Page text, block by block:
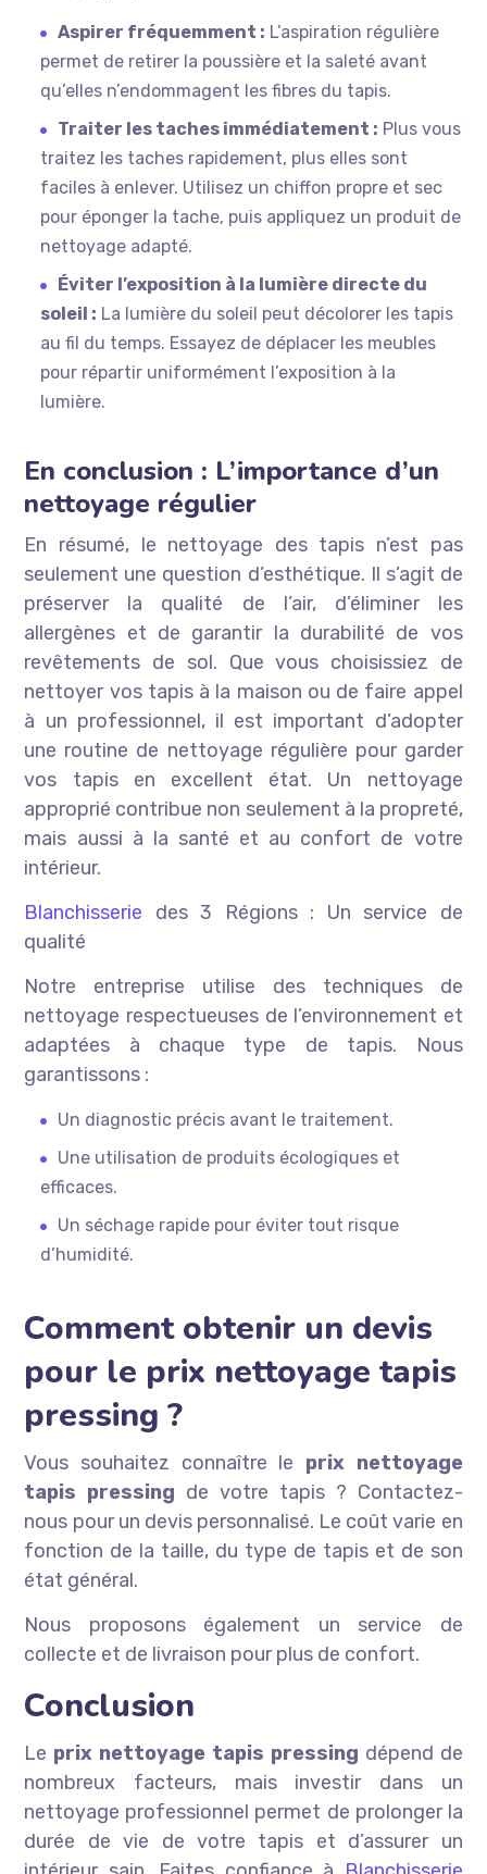
Aspirer fréquemment : L’aspiration régulière
permet de retirer la poussière et la saleté avant
qu’elles n’endommagent les fibres du tapis.
Traiter les taches immédiatement : Plus vous
traitez les taches rapidement, plus elles sont
faciles à enlever. Utilisez un chiffon propre et sec
pour éponger la tache, puis appliquez un produit de
nettoyage adapté.
Éviter l’exposition à la lumière directe du
soleil : La lumière du soleil peut décolorer les tapis
au fil du temps. Essayez de déplacer les meubles
pour répartir uniformément l’exposition à la
lumière.
En conclusion : L’importance d’un
nettoyage régulier
En résumé, le nettoyage des tapis n’est pas
seulement une question d’esthétique. Il s’agit de
préserver la qualité de l’air, d’éliminer les
allergènes et de garantir la durabilité de vos
revêtements de sol. Que vous choisissiez de
nettoyer vos tapis à la maison ou de faire appel
à un professionnel, il est important d’adopter
une routine de nettoyage régulière pour garder
vos tapis en excellent état. Un nettoyage
approprié contribue non seulement à la propreté,
mais aussi à la santé et au confort de votre
intérieur.
Blanchisserie des 3 Régions : Un service de
qualité
Notre entreprise utilise des techniques de
nettoyage respectueuses de l’environnement et
adaptées à chaque type de tapis. Nous
garantissons :
Un diagnostic précis avant le traitement.
Une utilisation de produits écologiques et
efficaces.
Un séchage rapide pour éviter tout risque
d’humidité.
Comment obtenir un devis
pour le prix nettoyage tapis
pressing ?
Vous souhaitez connaître le prix nettoyage
tapis pressing de votre tapis ? Contactez-
nous pour un devis personnalisé. Le coût varie en
fonction de la taille, du type de tapis et de son
état général.
Nous proposons également un service de
collecte et de livraison pour plus de confort.
Conclusion
Le prix nettoyage tapis pressing dépend de
nombreux facteurs, mais investir dans un
nettoyage professionnel permet de prolonger la
durée de vie de votre tapis et d’assurer un